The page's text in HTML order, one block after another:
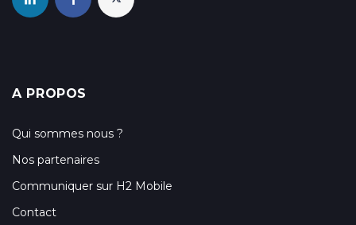
A PROPOS
Qui sommes nous ?
Nos partenaires
Communiquer sur H2 Mobile
Contact